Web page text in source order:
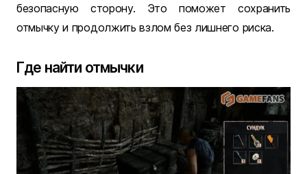
безопасную сторону. Это поможет сохранить
отмычку и продолжить взлом без лишнего риска.
Где найти отмычки